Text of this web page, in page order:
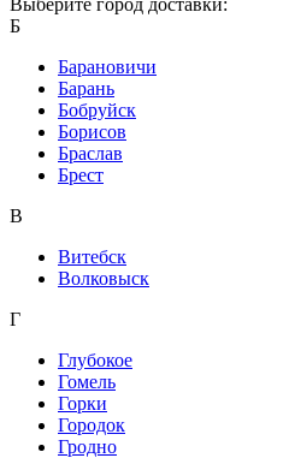
Выберите город доставки:
Б
Барановичи
Барань
Бобруйск
Борисов
Браслав
Брест
В
Витебск
Волковыск
Г
Глубокое
Гомель
Горки
Городок
Гродно